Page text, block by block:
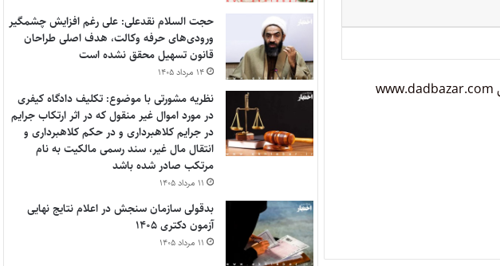
برندگان سه ماه فرصت دارند تا با استفاده از کد تخفیفی که دریافت کرده اند به کتابفروشی حقوقی دادبازار به نشانی www.dadbazar.com
حجت السلام نقدعلی: علی رغم افزایش چشمگیر
ورودی‌های حرفه وکالت، هدف اصلی طراحان
قانون تسهیل محقق نشده است
۱۴ مرداد ۱۴۰۵
نظریه مشورتی با موضوع: تکلیف دادگاه کیفری
در مورد اموال غیر منقول که در اثر ارتکاب جرایم
در جرایم کلاهبرداری و در حکم کلاهبرداری و
انتقال مال غیر، سند رسمی مالکیت به نام
مرتکب صادر شده باشد
۱۱ مرداد ۱۴۰۵
بدقولی سازمان سنجش در اعلام نتایج نهایی
آزمون دکتری ۱۴۰۵
۱۱ مرداد ۱۴۰۵